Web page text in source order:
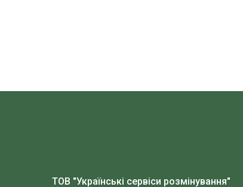
ТОВ "Українські сервіси розмінування"